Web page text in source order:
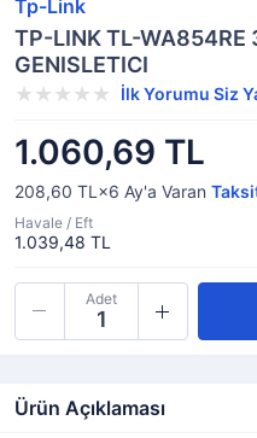
Tp-Link
TP-LINK TL-WA854RE
GENISLETICI
İlk Yorumu Siz
1.060,69 TL
208,60 TL×6 Ay'a Varan
Havale / Eft
1.039,48 TL
Adet
Ürün Açıklaması